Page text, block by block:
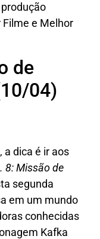
e Melhor
de
04)
a dica é ir aos
8: Missão de
segunda
em um mundo
conhecidas
Kafka